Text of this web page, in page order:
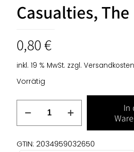
Casualties,
0,80€
inkl. 19 % MwSt. zzgl. Versandkosten
Vorrätig
Button
Menge
In
GTIN: 2034959032650